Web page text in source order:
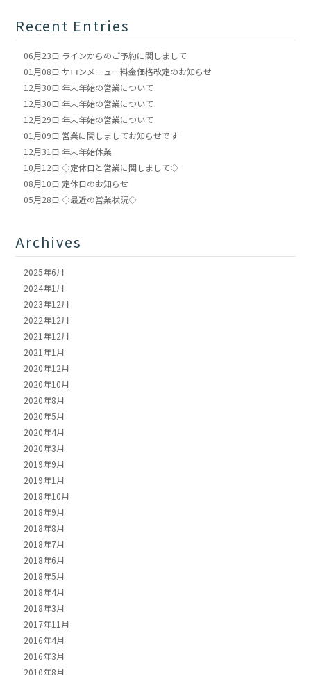
Recent Entries
06月23日 ラインからのご予約に関しまして
01月08日 サロンメニュー料金価格改定のお知らせ
12月30日 年末年始の営業について
12月30日 年末年始の営業について
12月29日 年末年始の営業について
01月09日 営業に関しましてお知らせです
12月31日 年末年始休業
10月12日 ◇定休日と営業に関しまして◇
08月10日 定休日のお知らせ
05月28日 ◇最近の営業状況◇
Archives
2025年6月
2024年1月
2023年12月
2022年12月
2021年12月
2021年1月
2020年12月
2020年10月
2020年8月
2020年5月
2020年4月
2020年3月
2019年9月
2019年1月
2018年10月
2018年9月
2018年8月
2018年7月
2018年6月
2018年5月
2018年4月
2018年3月
2017年11月
2016年4月
2016年3月
2010年8月